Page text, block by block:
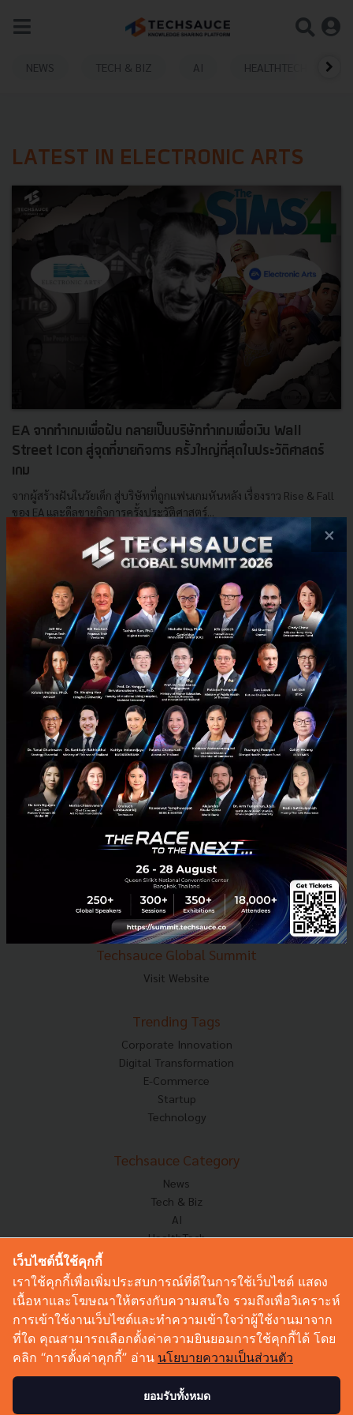
NEWS TECH & BIZ AI HEALTHTECH
LATEST IN ELECTRONIC ARTS
EA จากทำเกมเพื่อฝัน กลายเป็นบริษัททำเกมเพื่อเงิน Wall
Street Icon สู่จุดที่ขายกิจการ ครั้งใหญ่ที่สุดในประวัติศาสตร์
เกม
จากผู้สร้างฝันในวัยเด็ก สู่บริษัทที่ถูกแฟนเกมหันหลัง เรื่องราว Rise & Fall
ของ EA และดีลขายกิจการครั้งประวัติศาสตร์...
| ByTechsauce Team
EA Electronic Arts
E-mail :contact@techsauce.co
Tel : 02-001-5375
Mobile : 06-4658-9500
Techsauce Media
About Techsauce
Techsauce Services
Privacy Policy
ส่งบทความ
Techsauce Global Summit
Visit Website
Trending Tags
Corporate Innovation
Digital Transformation
E-Commerce
Startup
Technology
Techsauce Category
News
Tech & Biz
AI
HealthTech
Corp Innov
Saucy Thoughts
Sustainable
Videos
Podcast
×
เว็บไซต์นี้ใช้คุกกี้
เราใช้คุกกี้เพื่อเพิ่มประสบการณ์ที่ดีในการใช้เว็บไซต์ แสดง
เนื้อหาและโฆษณาให้ตรงกับความสนใจ รวมถึงเพื่อวิเคราะห์
การเข้าใช้งานเว็บไซต์และทำความเข้าใจว่าผู้ใช้งานมาจาก
ที่ใด คุณสามารถเลือกตั้งค่าความยินยอมการใช้คุกกี้ได้ โดย
คลิก “การตั้งค่าคุกกี้” อ่าน นโยบายความเป็นส่วนตัว
ยอมรับทั้งหมด